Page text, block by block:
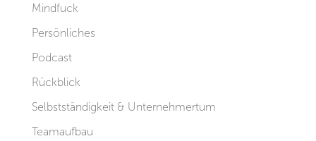
Mindfuck
Persönliches
Podcast
Rückblick
Selbstständigkeit & Unternehmertum
Teamaufbau